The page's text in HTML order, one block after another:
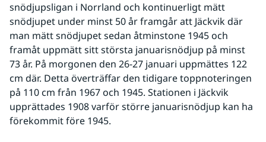
snödjupsligan i Norrland och kontinuerligt mätt
snödjupet under minst 50 år framgår att Jäckvik där
man mätt snödjupet sedan åtminstone 1945 och
framåt uppmätt sitt största januarisnödjup på minst
73 år. På morgonen den 26-27 januari uppmättes 122
cm där. Detta överträffar den tidigare toppnoteringen
på 110 cm från 1967 och 1945. Stationen i Jäckvik
upprättades 1908 varför större januarisnödjup kan ha
förekommit före 1945.